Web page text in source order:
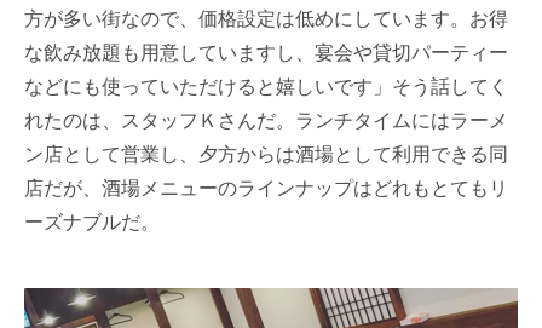
方が多い街なので、価格設定は低めにしています。お得
な飲み放題も用意していますし、宴会や貸切パーティー
などにも使っていただけると嬉しいです」そう話してく
れたのは、スタッフＫさんだ。ランチタイムにはラーメ
ン店として営業し、夕方からは酒場として利用できる同
店だが、酒場メニューのラインナップはどれもとてもリ
ーズナブルだ。